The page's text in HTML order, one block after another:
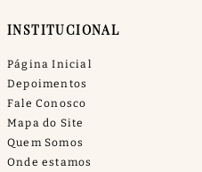
INSTITUCIONAL
Página Inicial
Depoimentos
Fale Conosco
Mapa do Site
Quem Somos
Onde estamos